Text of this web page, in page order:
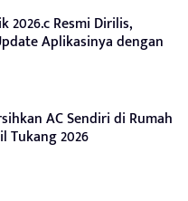
2026.c Resmi Dirilis,
Aplikasinya dengan
AC Sendiri di Rumah
Tukang 2026